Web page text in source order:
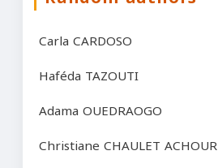
Carla CARDOSO
Haféda TAZOUTI
Adama OUEDRAOGO
Christiane CHAULET ACHOUR